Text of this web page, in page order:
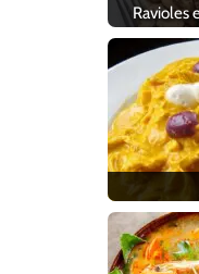
Ravioles